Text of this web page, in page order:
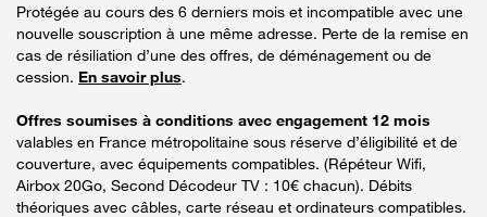
Protégée au cours des 6 derniers mois et incompatible avec une
nouvelle souscription à une même adresse. Perte de la remise en
cas de résiliation d’une des offres, de déménagement ou de
cession. En savoir plus.
Offres soumises à conditions avec engagement 12 mois
valables en France métropolitaine sous réserve d’éligibilité et de
couverture, avec équipements compatibles. (Répéteur Wifi,
Airbox 20Go, Second Décodeur TV : 10€ chacun). Débits
théoriques avec câbles, carte réseau et ordinateurs compatibles.